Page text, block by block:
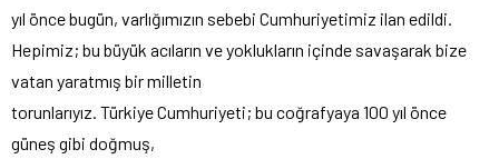
yıl önce bugün, varlığımızın sebebi Cumhuriyetimiz ilan edildi.
Hepimiz; bu büyük acıların ve yoklukların içinde savaşarak bize
vatan yaratmış bir milletin
torunlarıyız. Türkiye Cumhuriyeti; bu coğrafyaya 100 yıl önce
güneş gibi doğmuş,